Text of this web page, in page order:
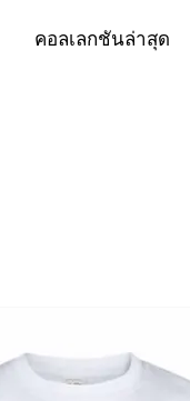
คอลเลกชันล่าสุด